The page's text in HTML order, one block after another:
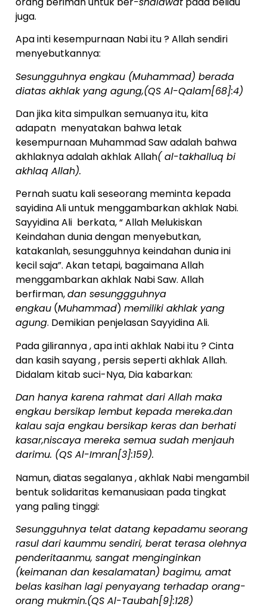
juga.
Apa inti kesempurnaan Nabi itu ? Allah sendiri
menyebutkannya:
Sesungguhnya engkau (Muhammad) berada
diatas akhlak yang agung,(QS Al-Qalam[68]:4)
Dan jika kita simpulkan semuanya itu, kita
adapatn menyatakan bahwa letak
kesempurnaan Muhammad Saw adalah bahwa
akhlaknya adalah akhlak Allah( al-takhalluq bi
akhlaq Allah).
Pernah suatu kali seseorang meminta kepada
sayidina Ali untuk menggambarkan akhlak Nabi.
Sayyidina Ali berkata, “ Allah Melukiskan
Keindahan dunia dengan menyebutkan,
katakanlah, sesungguhnya keindahan dunia ini
kecil saja”. Akan tetapi, bagaimana Allah
menggambarkan akhlak Nabi Saw. Allah
berfirman,dan sesunggguhnya
engkau (Muhammad) memiliki akhlak yang
agung. Demikian penjelasan Sayyidina Ali.
Pada gilirannya , apa inti akhlak Nabi itu ? Cinta
dan kasih sayang , persis seperti akhlak Allah.
Didalam kitab suci-Nya, Dia kabarkan:
Dan hanya karena rahmat dari Allah maka
engkau bersikap lembut kepada mereka.dan
kalau saja engkau bersikap keras dan berhati
kasar,niscaya mereka semua sudah menjauh
darimu. (QS Al-Imran[3]:159).
Namun, diatas segalanya , akhlak Nabi mengambil
bentuk solidaritas kemanusiaan pada tingkat
yang paling tinggi:
Sesungguhnya telat datang kepadamu seorang
rasul dari kaummu sendiri, berat terasa olehnya
penderitaanmu, sangat menginginkan
(keimanan dan kesalamatan) bagimu, amat
belas kasihan lagi penyayang terhadap orang-
orang mukmin.(QS Al-Taubah[9]:128)